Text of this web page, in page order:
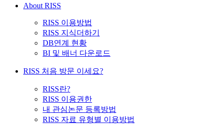
About RISS
RISS 이용방법
RISS 지식더하기
DB연계 현황
BI 및 배너 다운로드
RISS 처음 방문 이세요?
RISS란?
RISS 이용권한
내 관심논문 등록방법
RISS 자료 유형별 이용방법